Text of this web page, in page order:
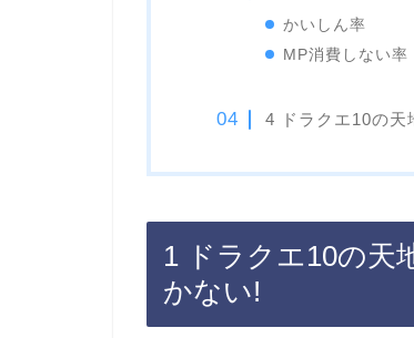
かいしん率
MP消費しない率
4 ドラクエ10の天
1 ドラクエ10の天
かない!